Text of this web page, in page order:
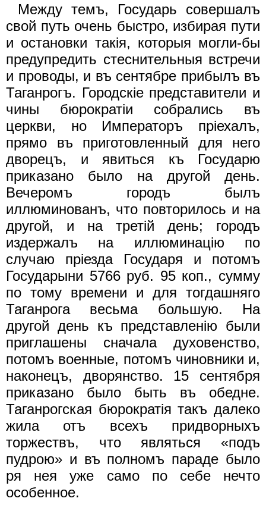
Между темъ, Государь совершалъ
свой путь очень быстро, избирая пути
и остановки такiя, которыя могли-бы
предупредить стеснительныя встречи
и проводы, и въ сентябре прибылъ въ
Таганрогъ. Городскiе представители и
чины бюрократiи собрались въ
церкви, но Императоръ прiехалъ,
прямо въ приготовленный для него
дворецъ, и явиться къ Государю
приказано было на другой день.
Вечеромъ городъ былъ
иллюминованъ, что повторилось и на
другой, и на третiй день; городъ
издержалъ на иллюминацiю по
случаю прiезда Государя и потомъ
Государыни 5766 руб. 95 коп., сумму
по тому времени и для тогдашняго
Таганрога весьма большую. На
другой день къ представленiю были
приглашены сначала духовенство,
потомъ военные, потомъ чиновники и,
наконецъ, дворянство. 15 сентября
приказано было быть въ обедне.
Таганрогская бюрократiя такъ далеко
жила отъ всехъ придворныхъ
торжествъ, что являться «подъ
пудрою» и въ полномъ параде было
ря нея уже само по себе нечто
особенное.